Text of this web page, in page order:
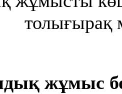
толығырақ
жұмыс